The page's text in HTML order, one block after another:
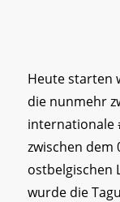
Heute starten
die nunmehr
internationale
zwischen dem
ostbelgischen
wurde die